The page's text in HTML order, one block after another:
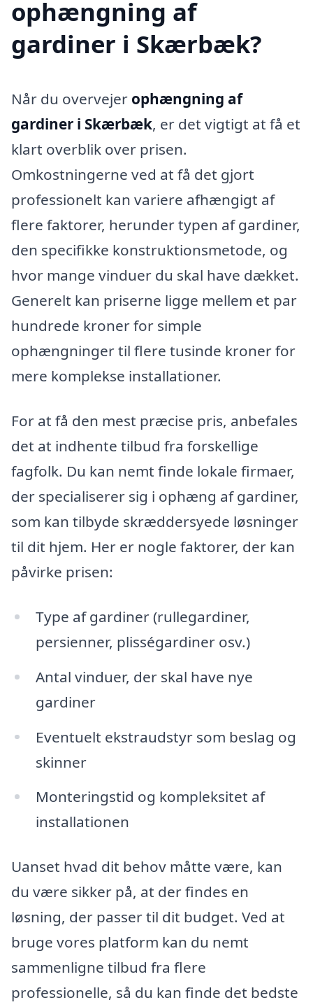
ophængning af
gardiner i Skærbæk?
Når du overvejer ophængning af
gardiner i Skærbæk, er det vigtigt at få et
klart overblik over prisen.
Omkostningerne ved at få det gjort
professionelt kan variere afhængigt af
flere faktorer, herunder typen af gardiner,
den specifikke konstruktionsmetode, og
hvor mange vinduer du skal have dækket.
Generelt kan priserne ligge mellem et par
hundrede kroner for simple
ophængninger til flere tusinde kroner for
mere komplekse installationer.
For at få den mest præcise pris, anbefales
det at indhente tilbud fra forskellige
fagfolk. Du kan nemt finde lokale firmaer,
der specialiserer sig i ophæng af gardiner,
som kan tilbyde skræddersyede løsninger
til dit hjem. Her er nogle faktorer, der kan
påvirke prisen:
Type af gardiner (rullegardiner,
persienner, plisségardiner osv.)
Antal vinduer, der skal have nye
gardiner
Eventuelt ekstraudstyr som beslag og
skinner
Monteringstid og kompleksitet af
installationen
Uanset hvad dit behov måtte være, kan
du være sikker på, at der findes en
løsning, der passer til dit budget. Ved at
bruge vores platform kan du nemt
sammenligne tilbud fra flere
professionelle, så du kan finde det bedste